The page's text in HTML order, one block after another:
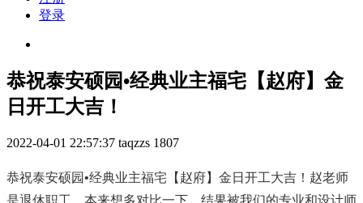
登录
恭祝泰安硕园•经典业主福宅【赵府】金
日开工大吉！
2022-04-01 22:57:37 taqzzs 1807
恭祝泰安硕园•经典业主福宅【赵府】金日开工大吉！赵老师
是退休职工，本来想多对比一下，结果被我们的专业和设计师